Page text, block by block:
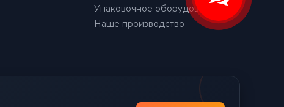
Упаковочное оборудование
Наше производство